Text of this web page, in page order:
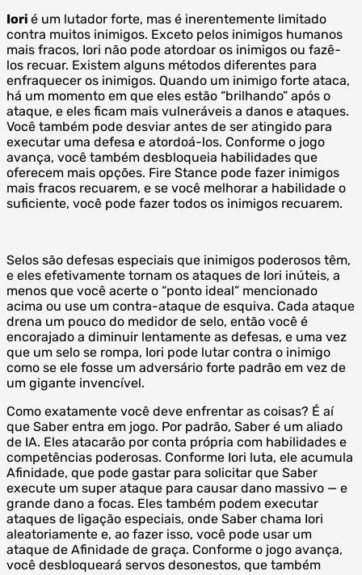
Iori é um lutador forte, mas é inerentemente limitado
contra muitos inimigos. Exceto pelos inimigos humanos
mais fracos, Iori não pode atordoar os inimigos ou fazê-
los recuar. Existem alguns métodos diferentes para
enfraquecer os inimigos. Quando um inimigo forte ataca,
há um momento em que eles estão “brilhando” após o
ataque, e eles ficam mais vulneráveis ​​a danos e ataques.
Você também pode desviar antes de ser atingido para
executar uma defesa e atordoá-los. Conforme o jogo
avança, você também desbloqueia habilidades que
oferecem mais opções. Fire Stance pode fazer inimigos
mais fracos recuarem, e se você melhorar a habilidade o
suficiente, você pode fazer todos os inimigos recuarem.
Selos são defesas especiais que inimigos poderosos têm,
e eles efetivamente tornam os ataques de Iori inúteis, a
menos que você acerte o “ponto ideal” mencionado
acima ou use um contra-ataque de esquiva. Cada ataque
drena um pouco do medidor de selo, então você é
encorajado a diminuir lentamente as defesas, e uma vez
que um selo se rompa, Iori pode lutar contra o inimigo
como se ele fosse um adversário forte padrão em vez de
um gigante invencível.
Como exatamente você deve enfrentar as coisas? É aí
que Saber entra em jogo. Por padrão, Saber é um aliado
de IA. Eles atacarão por conta própria com habilidades e
competências poderosas. Conforme Iori luta, ele acumula
Afinidade, que pode gastar para solicitar que Saber
execute um super ataque para causar dano massivo — e
grande dano a focas. Eles também podem executar
ataques de ligação especiais, onde Saber chama Iori
aleatoriamente e, ao fazer isso, você pode usar um
ataque de Afinidade de graça. Conforme o jogo avança,
você desbloqueará servos desonestos, que também